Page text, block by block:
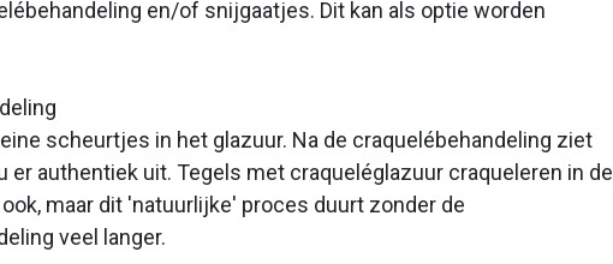
en/of snijgaatjes. Dit kan als optie worden
scheurtjes in het glazuur. Na de craquelébehandeling ziet
er authentiek uit. Tegels met craqueléglazuur craqueleren in de
ook, maar dit 'natuurlijke' proces duurt zonder de
veel langer.